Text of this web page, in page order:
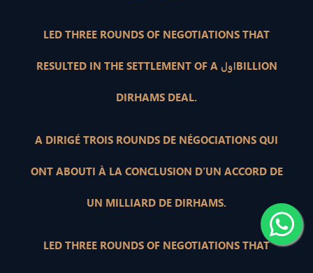
LED THREE ROUNDS OF NEGOTIATIONS THAT
RESULTED IN THE SETTLEMENT OF A اولBILLION
DIRHAMS DEAL.
A DIRIGÉ TROIS ROUNDS DE NÉGOCIATIONS QUI
ONT ABOUTI À LA CONCLUSION D’UN ACCORD DE
UN MILLIARD DE DIRHAMS.
LED THREE ROUNDS OF NEGOTIATIONS THAT